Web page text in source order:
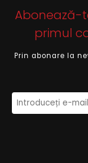
Abonează-
primul
Prin abonare la